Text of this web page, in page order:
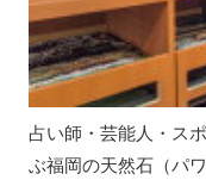
占い師・芸能人・ス
ぶ福岡の天然石（パ